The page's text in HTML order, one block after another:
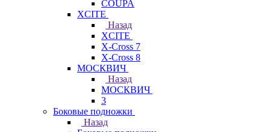
COUPA
XCITE
Назад
XCITE
X-Cross 7
X-Cross 8
МОСКВИЧ
Назад
МОСКВИЧ
3
Боковые подножки
Назад